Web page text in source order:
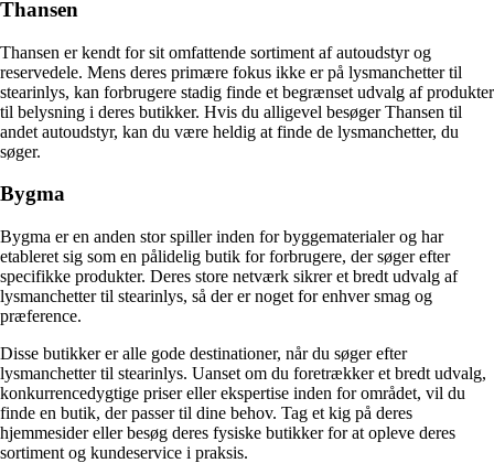
Thansen
Thansen er kendt for sit omfattende sortiment af autoudstyr og
reservedele. Mens deres primære fokus ikke er på lysmanchetter til
stearinlys, kan forbrugere stadig finde et begrænset udvalg af produkter
til belysning i deres butikker. Hvis du alligevel besøger Thansen til
andet autoudstyr, kan du være heldig at finde de lysmanchetter, du
søger.
Bygma
Bygma er en anden stor spiller inden for byggematerialer og har
etableret sig som en pålidelig butik for forbrugere, der søger efter
specifikke produkter. Deres store netværk sikrer et bredt udvalg af
lysmanchetter til stearinlys, så der er noget for enhver smag og
præference.
Disse butikker er alle gode destinationer, når du søger efter
lysmanchetter til stearinlys. Uanset om du foretrækker et bredt udvalg,
konkurrencedygtige priser eller ekspertise inden for området, vil du
finde en butik, der passer til dine behov. Tag et kig på deres
hjemmesider eller besøg deres fysiske butikker for at opleve deres
sortiment og kundeservice i praksis.